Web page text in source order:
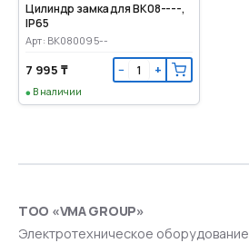
Цилиндр замка для BK08----,
IP65
Арт: BK080095--
7 995 ₸ − +
В наличии
ТОО «VMA GROUP»
Электротехническое оборудование